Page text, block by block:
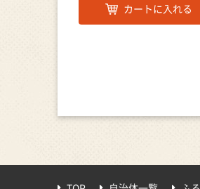
カートに入れる